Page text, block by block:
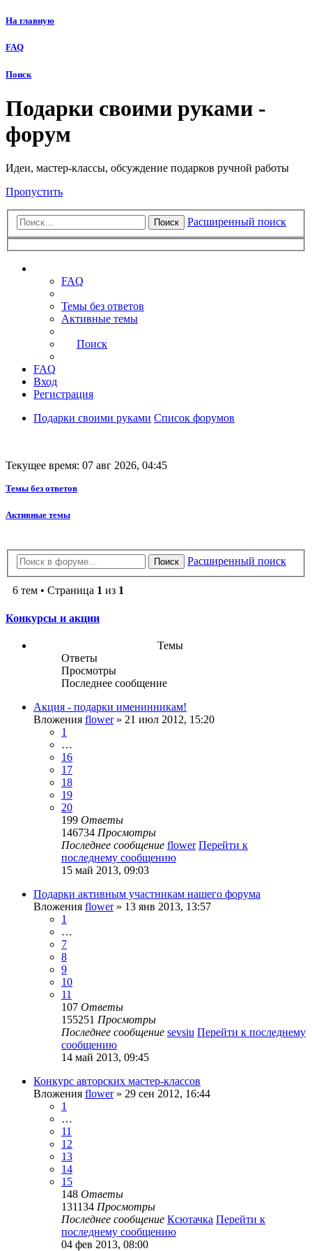
На главную
FAQ
Поиск
Подарки своими руками -
форум
Идеи, мастер-классы, обсуждение подарков ручной работы
Пропустить
Поиск Расширенный поиск
FAQ
Темы без ответов
Активные темы
Поиск
FAQ
Вход
Регистрация
Подарки своими руками Список форумов
Текущее время: 07 авг 2026, 04:45
Темы без ответов
Активные темы
Поиск Расширенный поиск
6 тем • Страница 1 из 1
Конкурсы и акции
Темы
Ответы
Просмотры
Последнее сообщение
Акция - подарки именинникам!
Вложения flower» 21 июл 2012, 15:20
1
…
16
17
18
19
20
199 Ответы
146734 Просмотры
Последнее сообщение flower Перейти к
последнему сообщению
15 май 2013, 09:03
Подарки активным участникам нашего форума
Вложения flower» 13 янв 2013, 13:57
1
…
7
8
9
10
11
107 Ответы
155251 Просмотры
Последнее сообщение sevsiu Перейти к последнему
сообщению
14 май 2013, 09:45
Конкурс авторских мастер-классов
Вложения flower» 29 сен 2012, 16:44
1
…
11
12
13
14
15
148 Ответы
131134 Просмотры
Последнее сообщение Ксютачка Перейти к
последнему сообщению
04 фев 2013, 08:00